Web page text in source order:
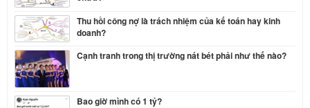
Thu hồi công nợ là trách nhiệm của kế toán hay kinh
doanh?
Cạnh tranh trong thị trường nát bét phải như thế nào?
Bao giờ mình có 1 tỷ?